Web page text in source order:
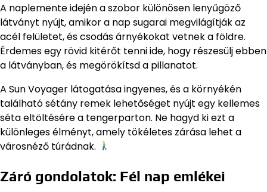
A naplemente idején a szobor különösen lenyűgöző
látványt nyújt, amikor a nap sugarai megvilágítják az
acél felületet, és csodás árnyékokat vetnek a földre.
Érdemes egy rövid kitérőt tenni ide, hogy részesülj ebben
a látványban, és megörökítsd a pillanatot.
A Sun Voyager látogatása ingyenes, és a környékén
található sétány remek lehetőséget nyújt egy kellemes
séta eltöltésére a tengerparton. Ne hagyd ki ezt a
különleges élményt, amely tökéletes zárása lehet a
városnéző túrádnak.
Záró gondolatok: Fél nap emlékei